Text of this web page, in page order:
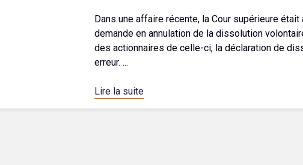
Dans une affaire récente, la Cour supérieure
demande en annulation de la dissolution
des actionnaires de celle-ci, la déclaration de
erreur. ...
Lire la suite